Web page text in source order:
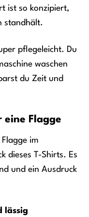
ist so konzipiert,
standhält.
pflegeleicht. Du
waschen
du Zeit und
eine Flagge
im
dieses T-Shirts. Es
und ein Ausdruck
lässig